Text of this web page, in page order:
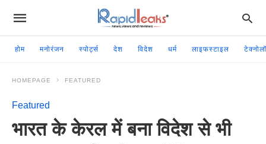
होम मनोरंजन स्पोर्ट्स देश विदेश धर्म लाइफस्टाइल
HOMEPAGE FEATURED
Featured
भारत के केरल में बना विदेश से भी